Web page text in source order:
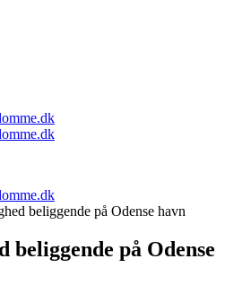
beliggende på Odense havn
beliggende på Odense